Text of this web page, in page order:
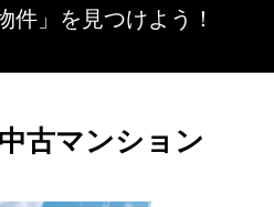
件」を 見つけよう！
古マンション